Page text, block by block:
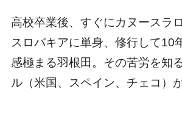
高校卒業後、すぐにカヌースラ
スロバキアに単身、修行して10
感極まる羽根田。その苦労を知
ル（米国、スペイン、チェコ）